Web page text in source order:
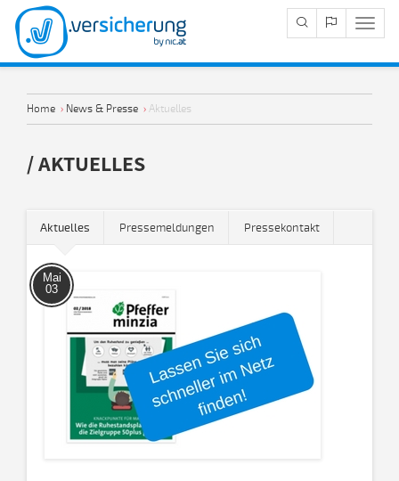
Home › News & Presse › Aktuelles
/ AKTUELLES
Aktuelles Pressemeldungen Pressekontakt
Mai
03